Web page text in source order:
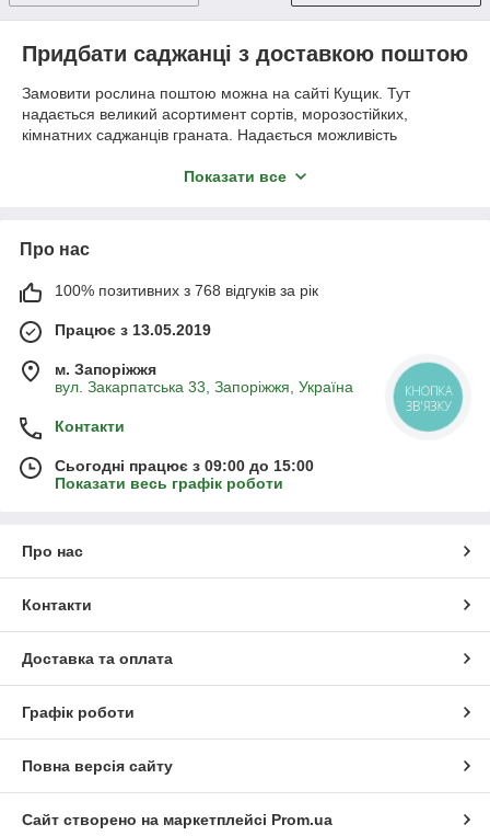
Придбати саджанці з доставкою поштою
Замовити рослина поштою можна на сайті Кущик. Тут
надається великий асортимент сортів, морозостійких,
кімнатних саджанців граната. Надається можливість
інформацію можна отримати у консультантів. Вони
ним. Зв'язатися можна, скориставшись телефоном, який
представлений на сайті.
Для того, щоб переконається, що саджанець граната
одну рослину і навчиться за ним доглядати. Якщо
то воно стане не тільки прикрасою саду, але і плодоносити
не один рік.
Показати все
Про нас
100% позитивних з 768 відгуків за рік
Працює з 13.05.2019
м. Запоріжжя
вул. Закарпатська 33, Запоріжжя, Україна
Контакти
Сьогодні працює з 09:00 до 15:00
Показати весь графік роботи
Про нас
Контакти
Доставка та оплата
Графік роботи
Повна версія сайту
Сайт створено на маркетплейсі Prom.ua